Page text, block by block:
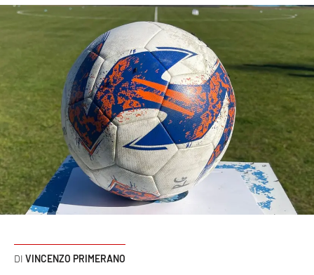
Attualità
Economia e lavoro
Italia Mondo
Sanità
Sport
VINCENZO PRIMERANO